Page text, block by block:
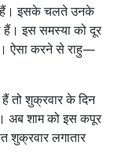
हैं। इसके चलते उनके
हैं। इस समस्या को दूर
ऐसा करने से राहु—
तो शुक्रवार के दिन
अब शाम को इस कपूर
शुक्रवार लगातार